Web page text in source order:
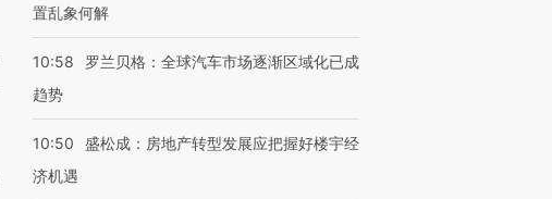
置乱象何解
10:58
罗兰贝格：全球汽车市场逐渐区域化已成
趋势
10:50
盛松成：房地产转型发展应把握好楼宇经
济机遇